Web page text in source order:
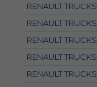
RENAULT TRUCKS
RENAULT TRUCKS
RENAULT TRUCKS
RENAULT TRUCKS
RENAULT TRUCKS